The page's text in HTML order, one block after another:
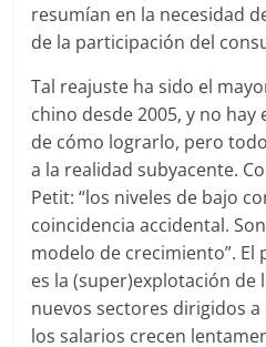
resumían en la necesidad
de la participación del
Tal reajuste ha sido el
chino desde 2005, y no hay
de cómo lograrlo, pero
a la realidad subyacente.
Petit: “los niveles de bajo
coincidencia accidental.
modelo de crecimiento”.
es la (super)explotación de
nuevos sectores dirigidos
los salarios crecen